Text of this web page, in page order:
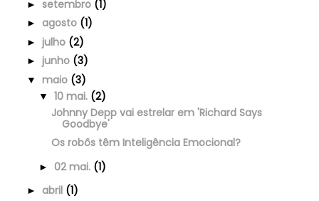
► setembro (1)
► agosto (1)
► julho (2)
► junho (3)
▼ maio (3)
▼ 10 mai. (2)
Johnny Depp vai estrelar em 'Richard Says
Goodbye'
Os robôs têm Inteligência Emocional?
► 02 mai. (1)
► abril (1)